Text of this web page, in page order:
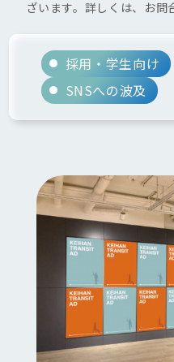
ざいます。詳しくは、お問
採用・学生向け
SNSへの波及